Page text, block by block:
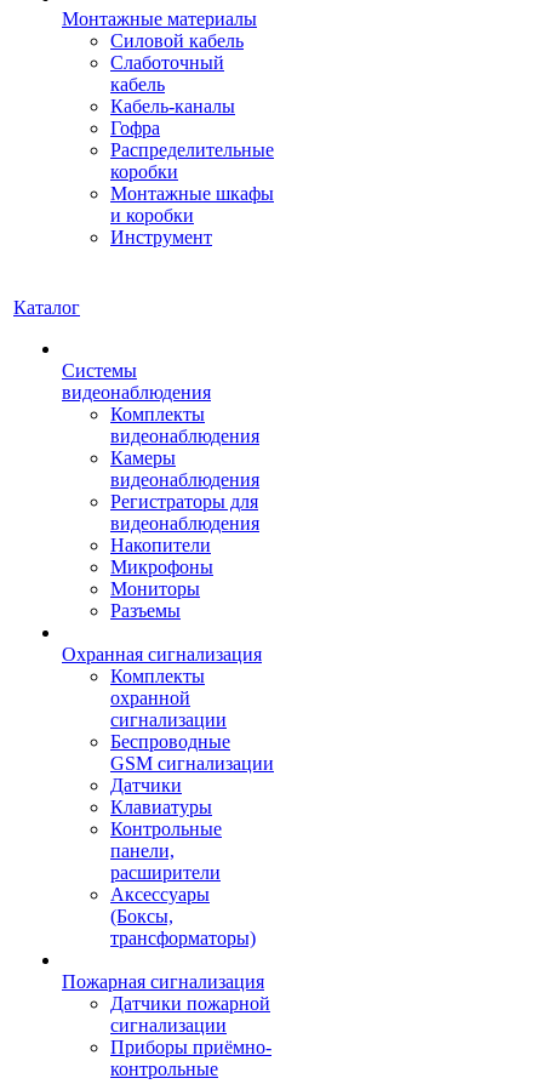
Монтажные материалы
Силовой кабель
Слаботочный
кабель
Кабель-каналы
Гофра
Распределительные
коробки
Монтажные шкафы
и коробки
Инструмент
Каталог
Системы
видеонаблюдения
Комплекты
видеонаблюдения
Камеры
видеонаблюдения
Регистраторы для
видеонаблюдения
Накопители
Микрофоны
Мониторы
Разъемы
Охранная сигнализация
Комплекты
охранной
сигнализации
Беспроводные
GSM сигнализации
Датчики
Клавиатуры
Контрольные
панели,
расширители
Аксессуары
(Боксы,
трансформаторы)
Пожарная сигнализация
Датчики пожарной
сигнализации
Приборы приёмно-
контрольные